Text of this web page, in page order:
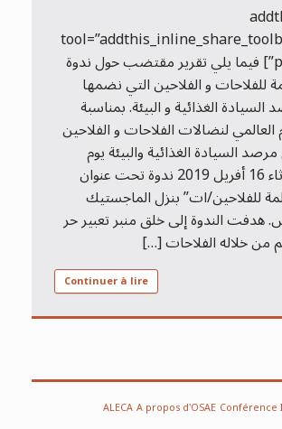
pyzv”] فيما يلي تقرير مقتضب حول ندوة
للفلاحات و الفلاحين التي نضمها
السيادة الغذائية و البيئة. بمناسبة
العالمي لنضالات الفلاحات و الفلاحين
السيادة الغذائية والبيئة يوم
الثلاثاء 16 أفريل 2019 ندوة تحت عنوان
للفلاحين/ات” بنزل الماجستيك
هدفت الندوة إلى خلق منبر تعبير حر
من خلاله الفلاحات […]
Continuer à lire
ALECAA propos d'OSAE Conférence